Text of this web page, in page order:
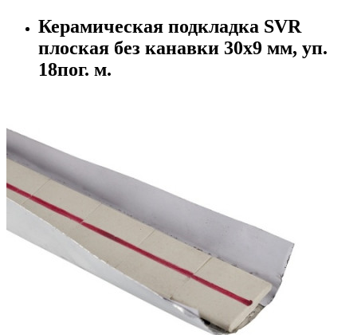
Керамическая подкладка SVR
плоская без канавки 30x9 мм, уп.
18пог. м.